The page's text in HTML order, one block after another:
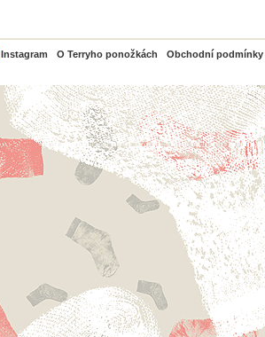
Instagram O Terryho ponožkách Obchodní podmínky
PayPal